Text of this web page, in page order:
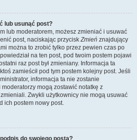
lub usunąć post?
lub moderatorem, możesz zmieniać i usuwać
post, naciskając przyciskZmień znajdujący
można to zrobić tylko przez pewien czas po
na ten post, pod twoim postem pojawi
raz post był zmieniany. Informacja ta
zamieścił pod tym postem kolejny post. Jeśli
informacja ta nie zostanie
mogą zostawić notatkę z
Zwykli użytkownicy nie mogą usuwać
ich postem nowy post.
do swojego posta?